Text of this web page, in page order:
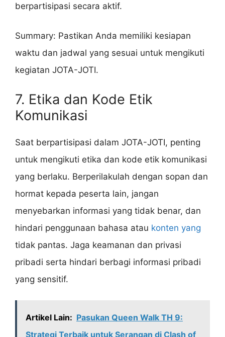
berpartisipasi secara aktif.
Summary: Pastikan Anda memiliki kesiapan
waktu dan jadwal yang sesuai untuk mengikuti
kegiatan JOTA-JOTI.
7. Etika dan Kode Etik
Komunikasi
Saat berpartisipasi dalam JOTA-JOTI, penting
untuk mengikuti etika dan kode etik komunikasi
yang berlaku. Berperilakulah dengan sopan dan
hormat kepada peserta lain, jangan
menyebarkan informasi yang tidak benar, dan
hindari penggunaan bahasa atau konten yang
tidak pantas. Jaga keamanan dan privasi
pribadi serta hindari berbagi informasi pribadi
yang sensitif.
Artikel Lain: Pasukan Queen Walk TH 9:
Strategi Terbaik untuk Serangan di Clash of